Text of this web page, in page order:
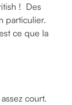
! Des
particulier.
ce que la
court.